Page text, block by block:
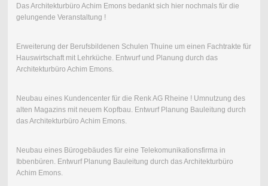
Das Architekturbüro Achim Emons bedankt sich hier nochmals für die
gelungende Veranstaltung !
Erweiterung der Berufsbildenen Schulen Thuine um einen Fachtrakte für
Hauswirtschaft mit Lehrküche. Entwurf und Planung durch das
Architekturbüro Achim Emons.
Neubau eines Kundencenter für die Renk AG Rheine ! Umnutzung des
alten Magazins mit neuem Kopfbau. Entwurf Planung Bauleitung durch
das Architekturbüro Achim Emons.
Neubau eines Bürogebäudes für eine Telekomunikationsfirma in
Ibbenbüren. Entwurf Planung Bauleitung durch das Architekturbüro
Achim Emons.